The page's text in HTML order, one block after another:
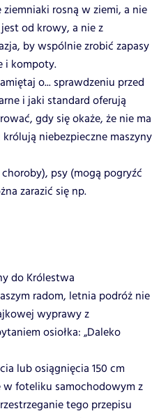
rosną w ziemi, a nie
od krowy, a nie z
by wspólnie zrobić zapasy
i kompoty.
o... sprawdzeniu przed
i jaki standard oferują
gdy się okaże, że nie ma
niebezpieczne maszyny
psy (mogą pogryźć
zarazić się np.
do Królestwa
radom, letnia podróż nie
wyprawy z
osiołka: „Daleko
lub osiągnięcia 150 cm
foteliku samochodowym z
tego przepisu